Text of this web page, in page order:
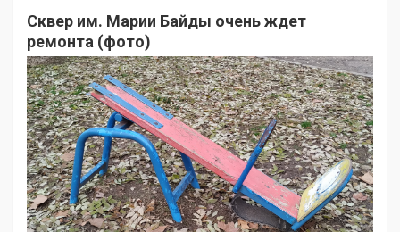
Сквер им. Марии Байды очень ждет
ремонта (фото)